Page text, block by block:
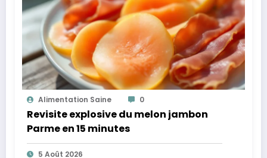
Alimentation Saine 0
Revisite explosive du melon jambon
Parme en 15 minutes
5 Août 2026